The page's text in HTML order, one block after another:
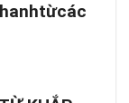
từcác